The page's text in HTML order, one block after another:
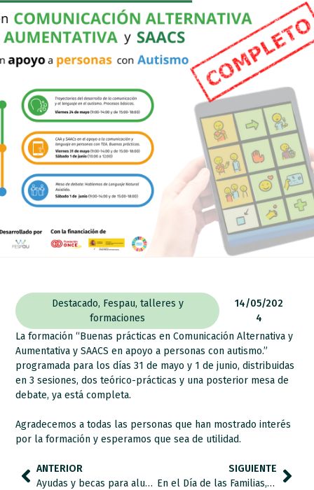
Destacado, Fespau, talleres y
formaciones
14/05/202
4
La formación “Buenas prácticas en Comunicación Alternativa y
Aumentativa y SAACS en apoyo a personas con autismo.”
programada para los días 31 de mayo y 1 de junio, distribuidas
en 3 sesiones, dos teórico-prácticas y una posterior mesa de
debate, ya está completa.
Agradecemos a todas las personas que han mostrado interés
por la formación y esperamos que sea de utilidad.
ANTERIOR
Ayudas y becas para alumnado con autismo concedidas por el Ministerio de Educación, Formación Profesional y Deportes.
SIGUIENTE
En el Día de las Familias, desde la Pradera de San Isidro hablamos de Familias y Autismo.